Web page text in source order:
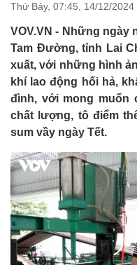
Nhận diện sự thật
Thứ Bảy, 07:45, 14/12/2024
VOV.VN - Những ngày
Tam Đường, tỉnh Lai
xuất, với những hình
khí lao động hối hả,
đình, với mong muốn
chất lượng, tô điểm
sum vầy ngày Tết.